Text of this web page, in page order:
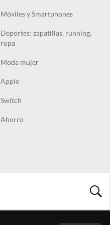
Móviles y Smartphones
Deportes: zapatillas, running,
ropa
Moda mujer
Apple
Switch
Ahorro